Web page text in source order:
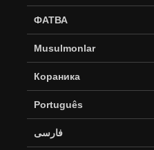
ФАТВА
Musulmonlar
Кораника
Português
فارسی